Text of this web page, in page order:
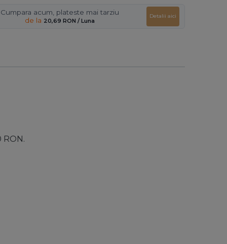
Cumpara acum, plateste mai tarziu
de la 20,69 RON / Luna
Detalii aici
RON.